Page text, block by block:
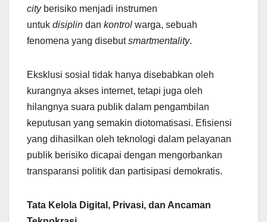
cityberisiko menjadi instrumen
untuk disiplin dan kontrol warga, sebuah
fenomena yang disebutsmartmentality.
Eksklusi sosial tidak hanya disebabkan oleh
kurangnya akses internet, tetapi juga oleh
hilangnya suara publik dalam pengambilan
keputusan yang semakin diotomatisasi. Efisiensi
yang dihasilkan oleh teknologi dalam pelayanan
publik berisiko dicapai dengan mengorbankan
transparansi politik dan partisipasi demokratis.
Tata Kelola Digital, Privasi, dan Ancaman